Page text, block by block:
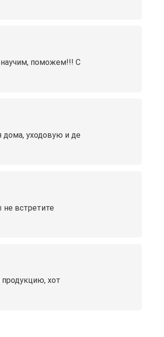
поможем!!! С
дома, уходовую и де
встретите
хот